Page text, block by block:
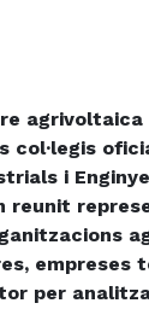
col·legis
i
reunit
empreses
per